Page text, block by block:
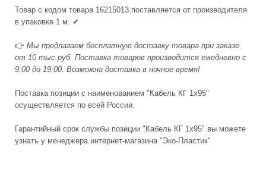
Товар с кодом товара 16215013 поставляется от производителя
в упаковке 1 м. ✔
👉 Мы предлагаем бесплатную доставку товара при заказе
от 10 тыс.руб. Поставка товаров производится ежедневно с
9:00 до 19:00. Возможна доставка в ночное время!
Поставка позиции с наименованием "Кабель КГ 1x95"
осуществляется по всей России.
Гарантийный срок службы позиции "Кабель КГ 1x95" вы можете
узнать у менеджера интернет-магазина "Эко-Пластик"